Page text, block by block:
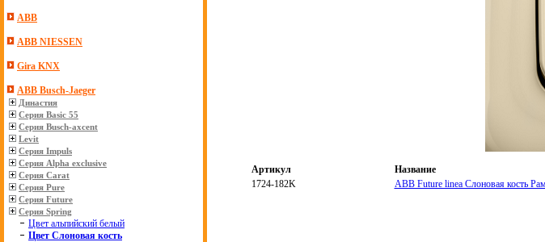
ABB
ABB NIESSEN
Gira KNX
ABB Busch-Jaeger
Династия
Серия Basic 55
Серия Busch-axcent
Levit
Серия Impuls
Серия Alpha exclusive
Серия Carat
Серия Pure
Серия Future
Серия Spring
Цвет альпийский белый
Цвет Слоновая кость
Артикул Название
1724-182K
ABB Future linea Слоновая кость